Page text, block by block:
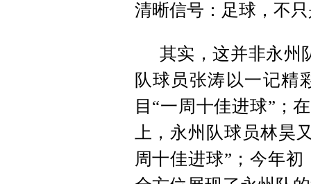
清晰信号：足球，不
其实，这并非永州
队球员张涛以一记精
目“一周十佳进球”；
上，永州队球员林昊
周十佳进球”；今年